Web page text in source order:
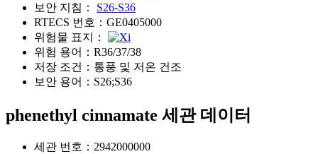
보안 지침：
S26-S36
RTECS 번호： GE0405000
위험물 표지：
위험 용어： R36/37/38
저장 조건： 통풍 및 저온 건조
보안 용어： S26;S36
phenethyl cinnamate 세관 데이터
세관 번호： 2942000000